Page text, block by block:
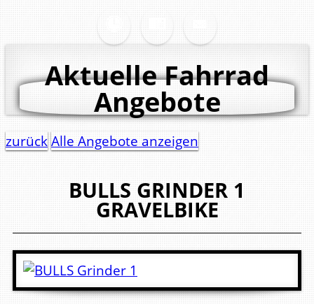
Aktuelle Fahrrad
Angebote
zurückAlle Angebote anzeigen
BULLS GRINDER 1
GRAVELBIKE